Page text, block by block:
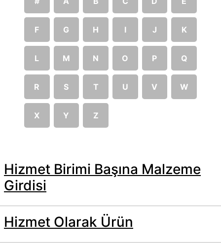
F G H I J K
L M N O P Q
R S T U V W
X Y Z
Hizmet Birimi Başına Malzeme
Girdisi
Hizmet Olarak Ürün